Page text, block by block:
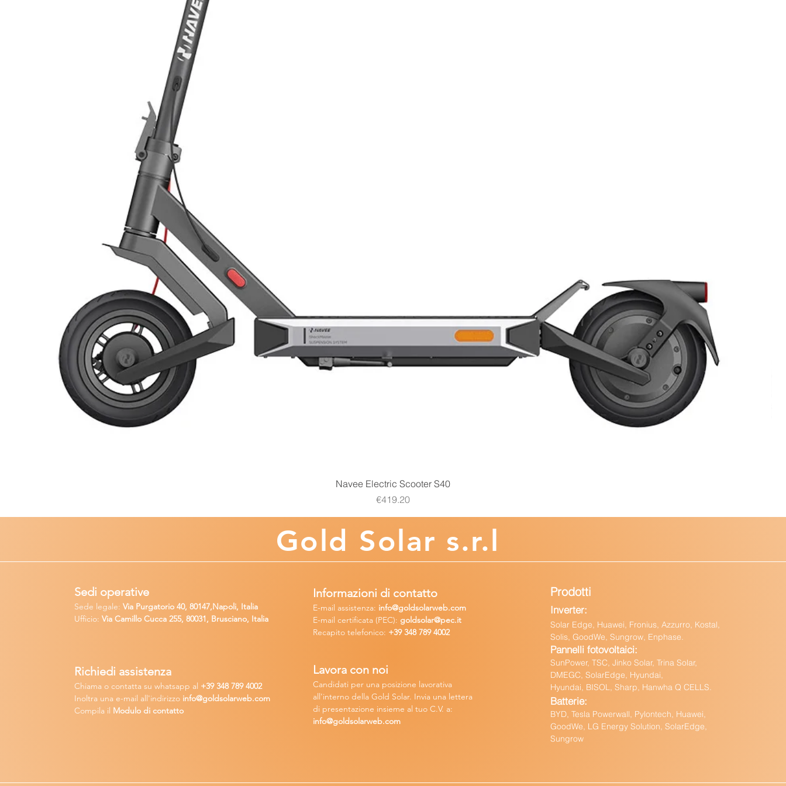
Quick View
Navee Electric Scooter S40
Price
€419.20
Gold Solar s.r.l
Sedi operative
Sede legale:Via Purgatorio 40, 80147,Napoli, Italia
Ufficio:Via Camillo Cucca 255, 80031, Brusciano, Italia
Richiedi assistenza
Chiama o contatta su whatsapp al +39 348 789 4002
Inoltra una e-mail all'indirizzo info@goldsolarweb.com
Compila il Modulo di contatto
Lavora con noi
Candidati per una posizione lavorativa
all'interno della Gold Solar. Invia una lettera
di presentazione insieme al tuo C.V. a:
info@goldsolarweb.com
Informazioni di contatto
E-mail assistenza: info@goldsolarweb.com
E-mail certificata (PEC): goldsolar@pec.it
Recapito telefonico: +39 348789 4002
Prodotti
Inverter:
Solar Edge, Huawei, Fronius, Azzurro, Kostal,
Solis, GoodWe, Sungrow, Enphase.
Pannelli fotovoltaici:
SunPower, TSC, Jinko Solar, Trina Solar,
DMEGC, SolarEdge, Hyundai,
Hyundai, BISOL, Sharp, Hanwha Q CELLS.
Batterie:
BYD, Tesla Powerwall, Pylontech, Huawei,
GoodWe, LG Energy Solution, SolarEdge,
Sungrow